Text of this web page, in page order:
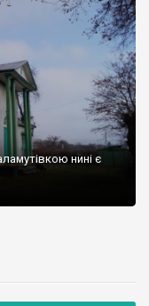
нині є